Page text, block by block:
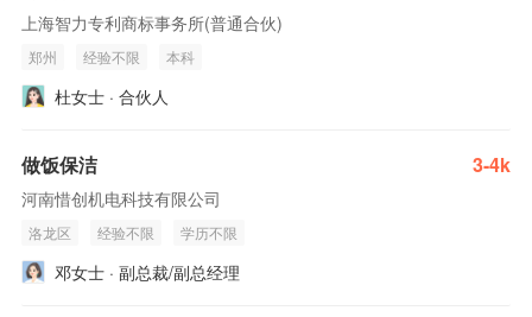
上海智力专利商标事务所(普通合伙)
郑州 经验不限 本科
杜女士 · 合伙人
做饭保洁 3-4k
河南惜创机电科技有限公司
洛龙区 经验不限 学历不限
邓女士 · 副总裁/副总经理